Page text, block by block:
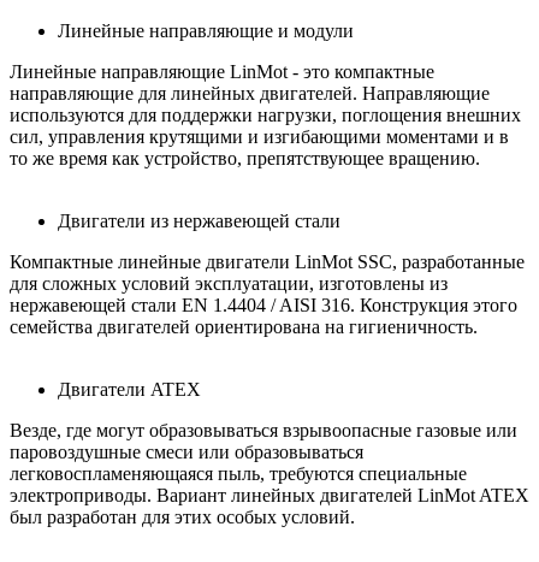
Линейные направляющие и модули
Линейные направляющие LinMot - это компактные
направляющие для линейных двигателей. Направляющие
используются для поддержки нагрузки, поглощения внешних
сил, управления крутящими и изгибающими моментами и в
то же время как устройство, препятствующее вращению.
Двигатели из нержавеющей стали
Компактные линейные двигатели LinMot SSC, разработанные
для сложных условий эксплуатации, изготовлены из
нержавеющей стали EN 1.4404 / AISI 316. Конструкция этого
семейства двигателей ориентирована на гигиеничность.
Двигатели ATEX
Везде, где могут образовываться взрывоопасные газовые или
паровоздушные смеси или образовываться
легковоспламеняющаяся пыль, требуются специальные
электроприводы. Вариант линейных двигателей LinMot ATEX
был разработан для этих особых условий.